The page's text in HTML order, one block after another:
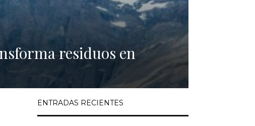
residuos en
ENTRADAS RECIENTES